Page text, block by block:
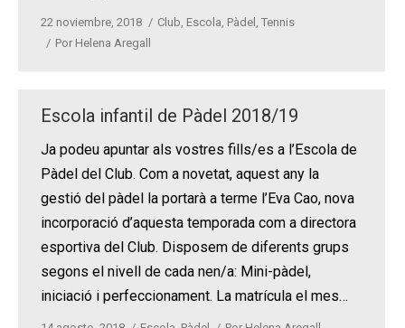
22 noviembre, 2018 Club, Escola, Pàdel , Tennis
Por Helena Aregall
Escola infantil de Pàdel 2018/19
Ja podeu apuntar als vostres fills/es a l’Escola de
Pàdel del Club. Com a novetat, aquest any la
gestió del pàdel la portarà a terme l’Eva Cao, nova
incorporació d’aquesta temporada com a directora
esportiva del Club. Disposem de diferents grups
segons el nivell de cada nen/a: Mini-pàdel,
iniciació i perfeccionament. La matrícula el mes…